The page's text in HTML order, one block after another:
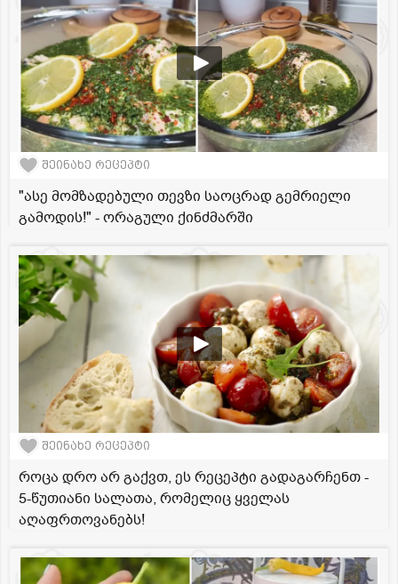
შეინახე რეცეპტი
"ასე მომზადებული თევზი საოცრად გემრიელი
გამოდის!" - ორაგული ქინძმარში
შეინახე რეცეპტი
როცა დრო არ გაქვთ, ეს რეცეპტი გადაგარჩენთ -
5-წუთიანი სალათა, რომელიც ყველას
აღაფრთოვანებს!